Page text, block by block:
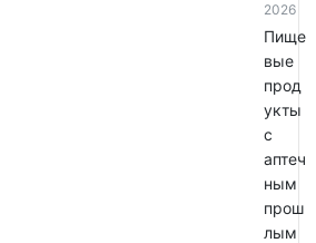
2026
Пище
вые
прод
укты
с
аптеч
ным
прош
лым